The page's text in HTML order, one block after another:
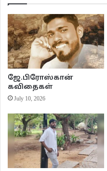
நினைவுகளின் பலம்
பிரிவுகள் பிரதிபலிக்கும்..
இயல்பு
குழிகள் வெட்டியும்
வலைகள் விரித்தும்
முதுகில் குத்தப்பட்டு தந்திரமாய்
கூண்டிலடைக்கப்பட்டு
உடல் இளைத்து உருவம் தொலைத்தாலும்..
வைக்கப்பட்ட இறைச்சி துண்டுகள்
நுகரப்படாமல்
ஜே.பிரோஸ்கான்
கவிதைகள்
July 10, 2026